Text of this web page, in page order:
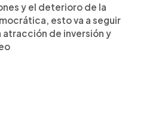
y el deterioro de la
esto va a seguir
de inversión y